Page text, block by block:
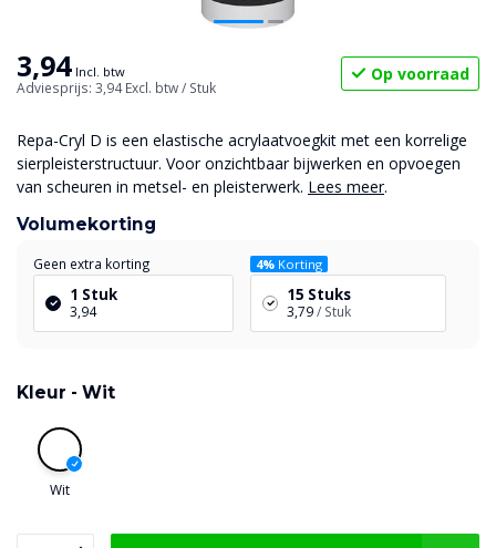
3,94 Incl. btw
Adviesprijs: 3,94Excl. btw/ Stuk
Op voorraad
Repa-Cryl D is een elastische acrylaatvoegkit met een korrelige
sierpleisterstructuur. Voor onzichtbaar bijwerken en opvoegen
van scheuren in metsel- en pleisterwerk. Lees meer.
Volumekorting
Geen extra korting
1 Stuk
3,94
4% Korting
15 Stuks
3,79/ Stuk
Kleur - Wit
Wit